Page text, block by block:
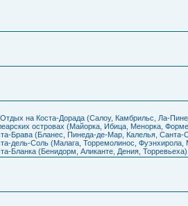
Отдых на Коста-Дорада (Салоу, Камбрильс, Ла-
островах (Майорка, Ибица, Менорка,
Брава (Бланес, Пинеда-де-Мар, Калелья, Санта-
дель-Соль (Малага, Торремолинос, Фуэнхирола,
Бланка (Бенидорм, Аликанте, Дения, Торревьеха)